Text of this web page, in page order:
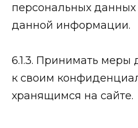
персональных
данной информации.
6.1.3. Принимать меры
к своим
хранящимся на сайте.